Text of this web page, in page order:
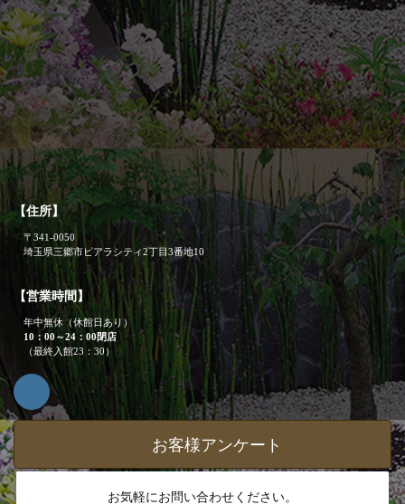
【住所】
〒341-0050
埼玉県三郷市ピアラシティ2丁目3番地10
【営業時間】
年中無休（休館日あり）
10：00～24：00閉店
（最終入館23：30）
お客様アンケート
お気軽にお問い合わせください。